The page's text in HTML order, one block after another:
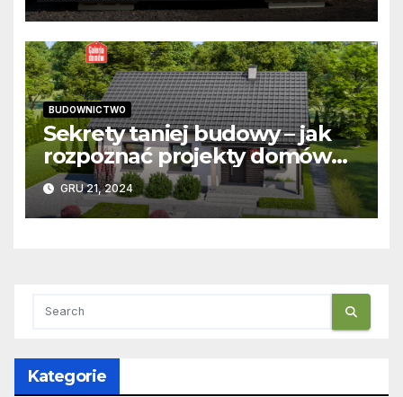
BUDOWNICTWO
Sekrety taniej budowy – jak
rozpoznać projekty domów
tanich w budowie?
GRU 21, 2024
Kategorie